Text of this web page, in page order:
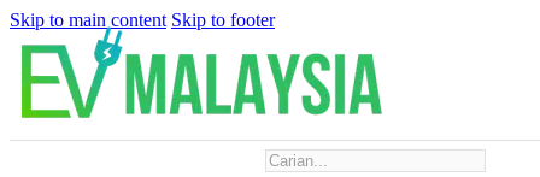
Skip to main content Skip to footer
Search